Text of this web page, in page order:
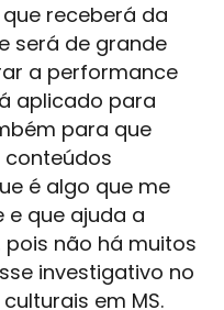
receberá da
será de grande
a performance
aplicado para
para que
é algo que me
e que ajuda a
não há muitos
investigativo no
em MS.